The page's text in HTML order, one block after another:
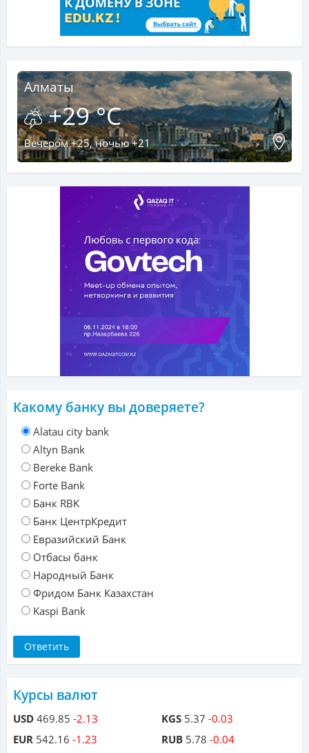
Алматы
+29 °C
Вечером +25, ночью +21
Какому банку вы доверяете?
Alatau city bank
Altyn Bank
Bereke Bank
Forte Bank
Банк RBK
Банк ЦентрКредит
Евразийский Банк
Отбасы банк
Народный Банк
Фридом Банк Казахстан
Kaspi Bank
Курсы валют
USD 469.85 -2.13
EUR 542.16 -1.23
KGS 5.37 -0.03
RUB 5.78 -0.04